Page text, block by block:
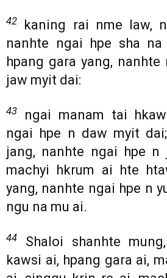
42
kaning rai nme law,
nanhte ngai hpe sha
hpang gara yang,
jaw myit dai:
43
ngai manam tai
ngai hpe n daw myit
jang, nanhte ngai hpe n
machyi hkrum ai hte
yang, nanhte ngai hpe n
ngu na mu ai.
44
Shaloi shanhte
kawsi ai, hpang gara ai,